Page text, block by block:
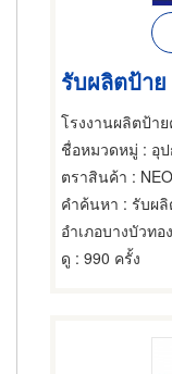
รับผลิตป้า
โรงงานผลิตป้า
ชื่อหมวดหมู่ : อุปก
ตราสินค้า :
คำค้นหา : รับผ
อำเภอบางบัวทอง
ดู : 990 ครั้ง